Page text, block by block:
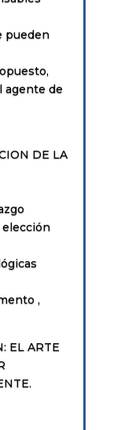
pueden
agente de
DE LA
elección
,
EL ARTE